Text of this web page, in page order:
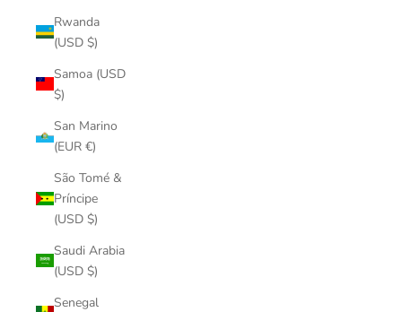
Rwanda
(USD $)
Samoa (USD
$)
San Marino
(EUR €)
São Tomé &
Príncipe
(USD $)
Saudi Arabia
(USD $)
Senegal